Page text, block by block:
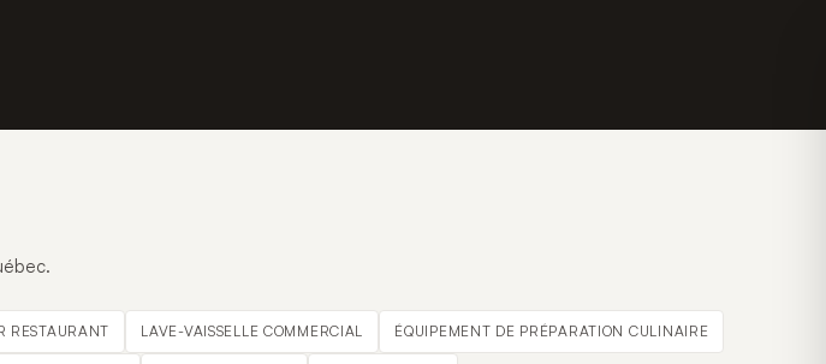
RESTAURANT LAVE-VAISSELLE COMMERCIAL ÉQUIPEMENT DE PRÉPARATION CULINAIRE